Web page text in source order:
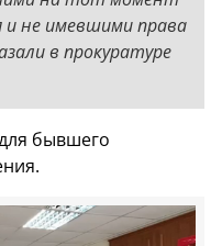
и не имевшими права
в прокуратуре
бывшего